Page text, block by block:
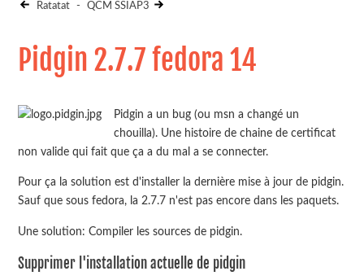
Ratatat - QCM SSIAP3
Pidgin 2.7.7 fedora 14
Pidgin a un bug (ou msn a changé un
chouilla). Une histoire de chaine de certificat
non valide qui fait que ça a du mal a se connecter.
Pour ça la solution est d'installer la dernière mise à jour de pidgin.
Sauf que sous fedora, la 2.7.7 n'est pas encore dans les paquets.
Une solution: Compiler les sources de pidgin.
Supprimer l'installation actuelle de pidgin